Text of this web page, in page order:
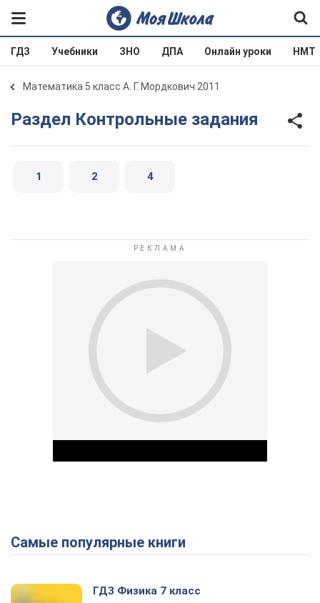
ГДЗ Учебники ЗНО ДПА Онлайн уроки НМТ
Математика 5 класс А. Г. Мордкович 2011
Раздел Контрольные задания
1 2 4
Play Video
Самые популярные книги
ГДЗ Физика 7 класс